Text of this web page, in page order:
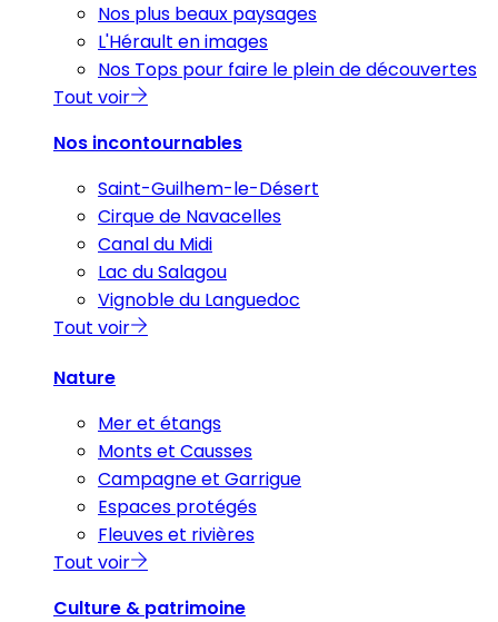
Nos plus beaux paysages
L'Hérault en images
Nos Tops pour faire le plein de découvertes
Tout voir
Nos incontournables
Saint-Guilhem-le-Désert
Cirque de Navacelles
Canal du Midi
Lac du Salagou
Vignoble du Languedoc
Tout voir
Nature
Mer et étangs
Monts et Causses
Campagne et Garrigue
Espaces protégés
Fleuves et rivières
Tout voir
Culture & patrimoine